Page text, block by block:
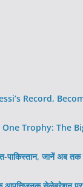
Record,
Trophy: The
पाकिस्तान, जानें अब तक